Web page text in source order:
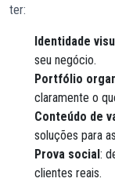
ter:
Identidade
seu negócio.
Portfólio
claramente o
Conteúdo de
soluções para
Prova social :
clientes reais.